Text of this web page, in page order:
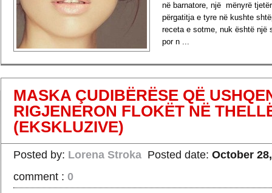
në barnatore, një mënyrë
përgatitja e tyre në kushte
receta e sotme, nuk është një
por n ...
MASKA ÇUDIBËRËSE QË
RIGJENERON FLOKËT NË
(EKSKLUZIVE)
Posted by: Lorena Stroka Posted date: October
comment : 0